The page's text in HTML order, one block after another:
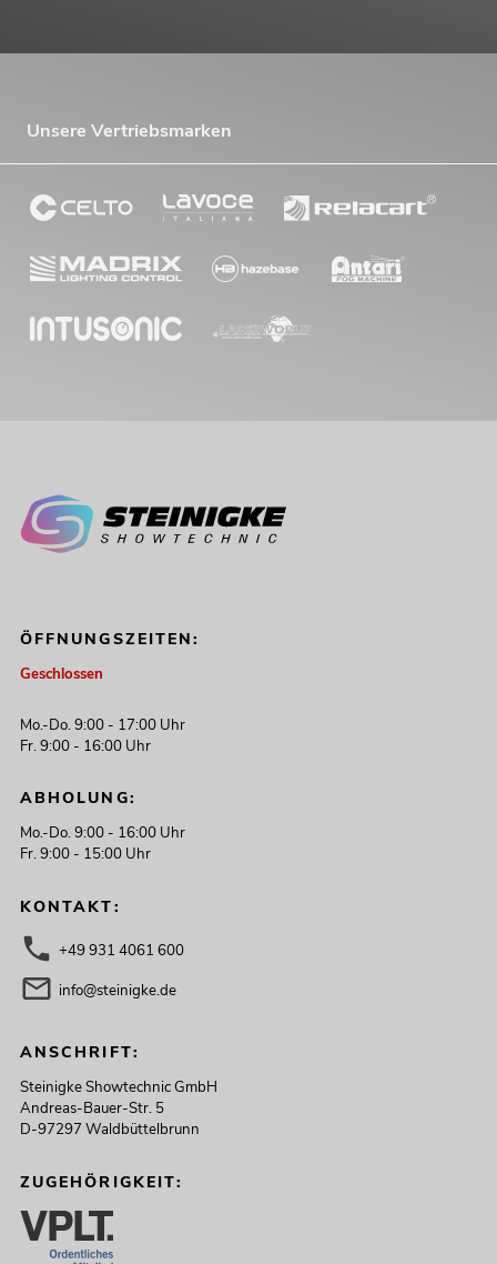
Unsere Vertriebsmarken
ÖFFNUNGSZEITEN:
Geschlossen
Mo.-Do. 9:00 - 17:00 Uhr
Fr. 9:00 - 16:00 Uhr
ABHOLUNG:
Mo.-Do. 9:00 - 16:00 Uhr
Fr. 9:00 - 15:00 Uhr
KONTAKT:
+49 931 4061 600
info@steinigke.de
ANSCHRIFT:
Steinigke Showtechnic GmbH
Andreas-Bauer-Str. 5
D-97297 Waldbüttelbrunn
ZUGEHÖRIGKEIT: